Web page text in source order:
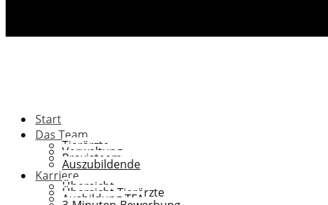
Start
Das Team
Tierärzte
Verwaltung
Praxisteam
Auszubildende
Karriere
Übersicht
Übersicht Tierärzte
Ausbildung TFA